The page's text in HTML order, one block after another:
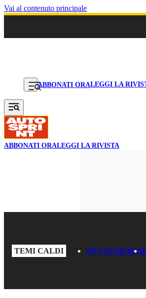
Vai al contenuto principale
ABBONATI ORALEGGI LA
ABBONATI ORALEGGI LA RIVISTA
TEMI CALDI GP UNGHERIA